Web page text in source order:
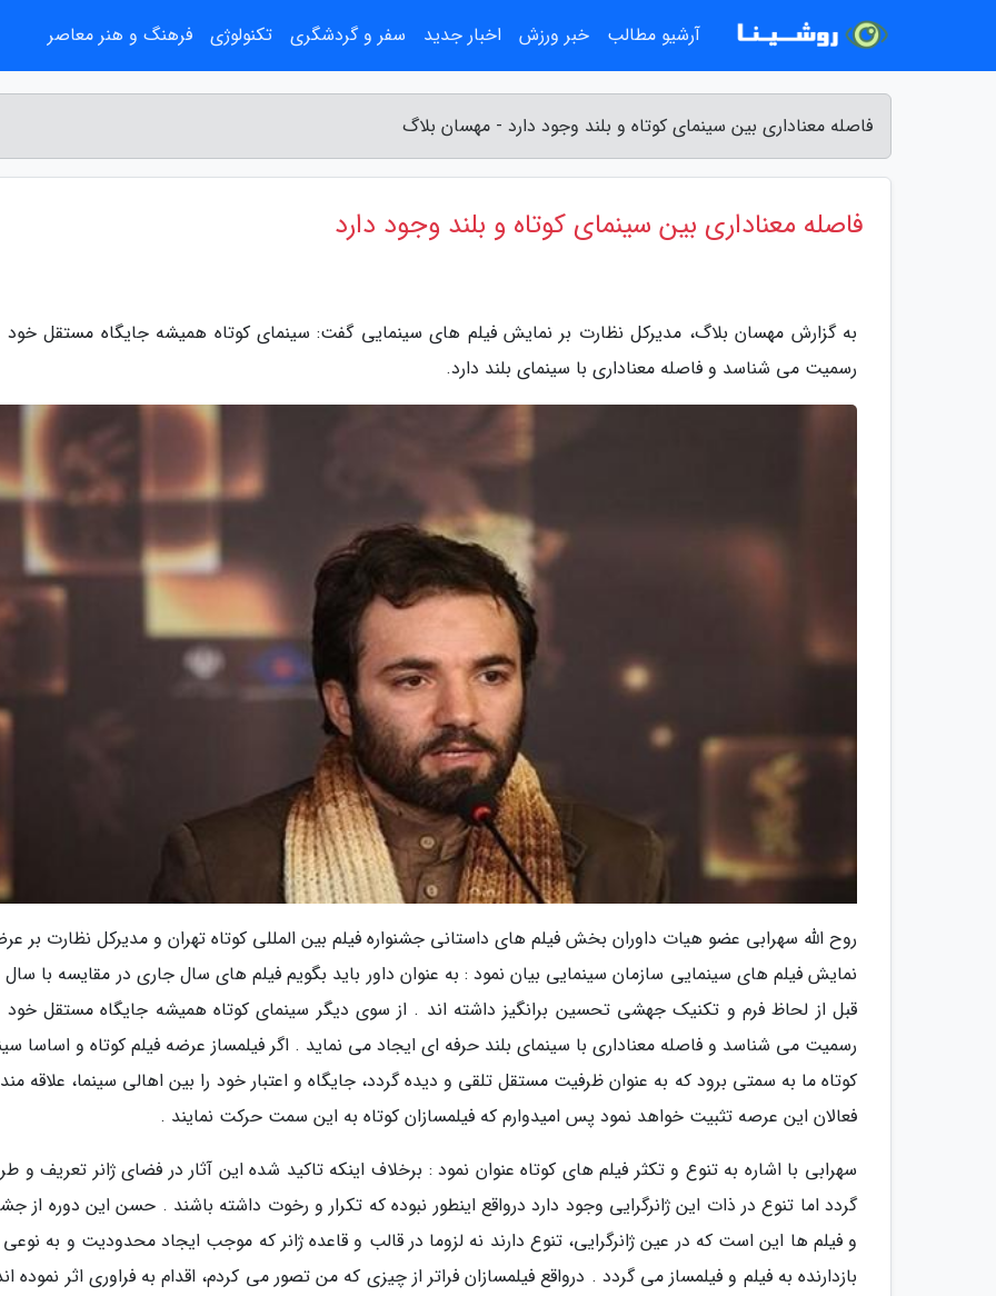
فاصله معناداری بین سینمای کوتاه و بلند وجود دارد - مهسان بلاگ
فاصله معناداری بین سینمای کوتاه و بلند وجود دارد
به گزارش مهسان بلاگ، مدیرکل نظارت بر نمایش فیلم های سینمایی گفت: سینمای کوتاه همیشه جایگاه مستقل خود
رسمیت می شناسد و فاصله معناداری با سینمای بلند دارد.
روح الله سهرابی عضو هیات داوران بخش فیلم های داستانی جشنواره فیلم بین المللی کوتاه تهران و مدیرکل نظارت بر
نمایش فیلم های سینمایی سازمان سینمایی بیان نمود : به عنوان داور باید بگویم فیلم های سال جاری در مقایسه با
قبل از لحاظ فرم و تکنیک جهشی تحسین برانگیز داشته اند . از سوی دیگر سینمای کوتاه همیشه جایگاه مستقل خود
رسمیت می شناسد و فاصله معناداری با سینمای بلند حرفه ای ایجاد می نماید . اگر فیلمساز عرضه فیلم کوتاه و اساسا
کوتاه ما به سمتی برود که به عنوان ظرفیت مستقل تلقی و دیده گردد، جایگاه و اعتبار خود را بین اهالی سینما، علاقه
فعالان این عرصه تثبیت خواهد نمود پس امیدوارم که فیلمسازان کوتاه به این سمت حرکت نمایند .
سهرابی با اشاره به تنوع و تکثر فیلم های کوتاه عنوان نمود : برخلاف اینکه تاکید شده این آثار در فضای ژانر تعریف و
گردد اما تنوع در ذات این ژانرگرایی وجود دارد درواقع اینطور نبوده که تکرار و رخوت داشته باشند . حسن این دوره از
و فیلم ها این است که در عین ژانرگرایی، تنوع دارند نه لزوما در قالب و قاعده ژانر که موجب ایجاد محدودیت و به نوعی
بازدارنده به فیلم و فیلمساز می گردد . درواقع فیلمسازان فراتر از چیزی که من تصور می کردم، اقدام به فراوری اثر نموده
آرشیو مطالب خبر ورزش اخبار جدید سفر و گردشگری تکنولوژی فرهنگ و هنر معاصر